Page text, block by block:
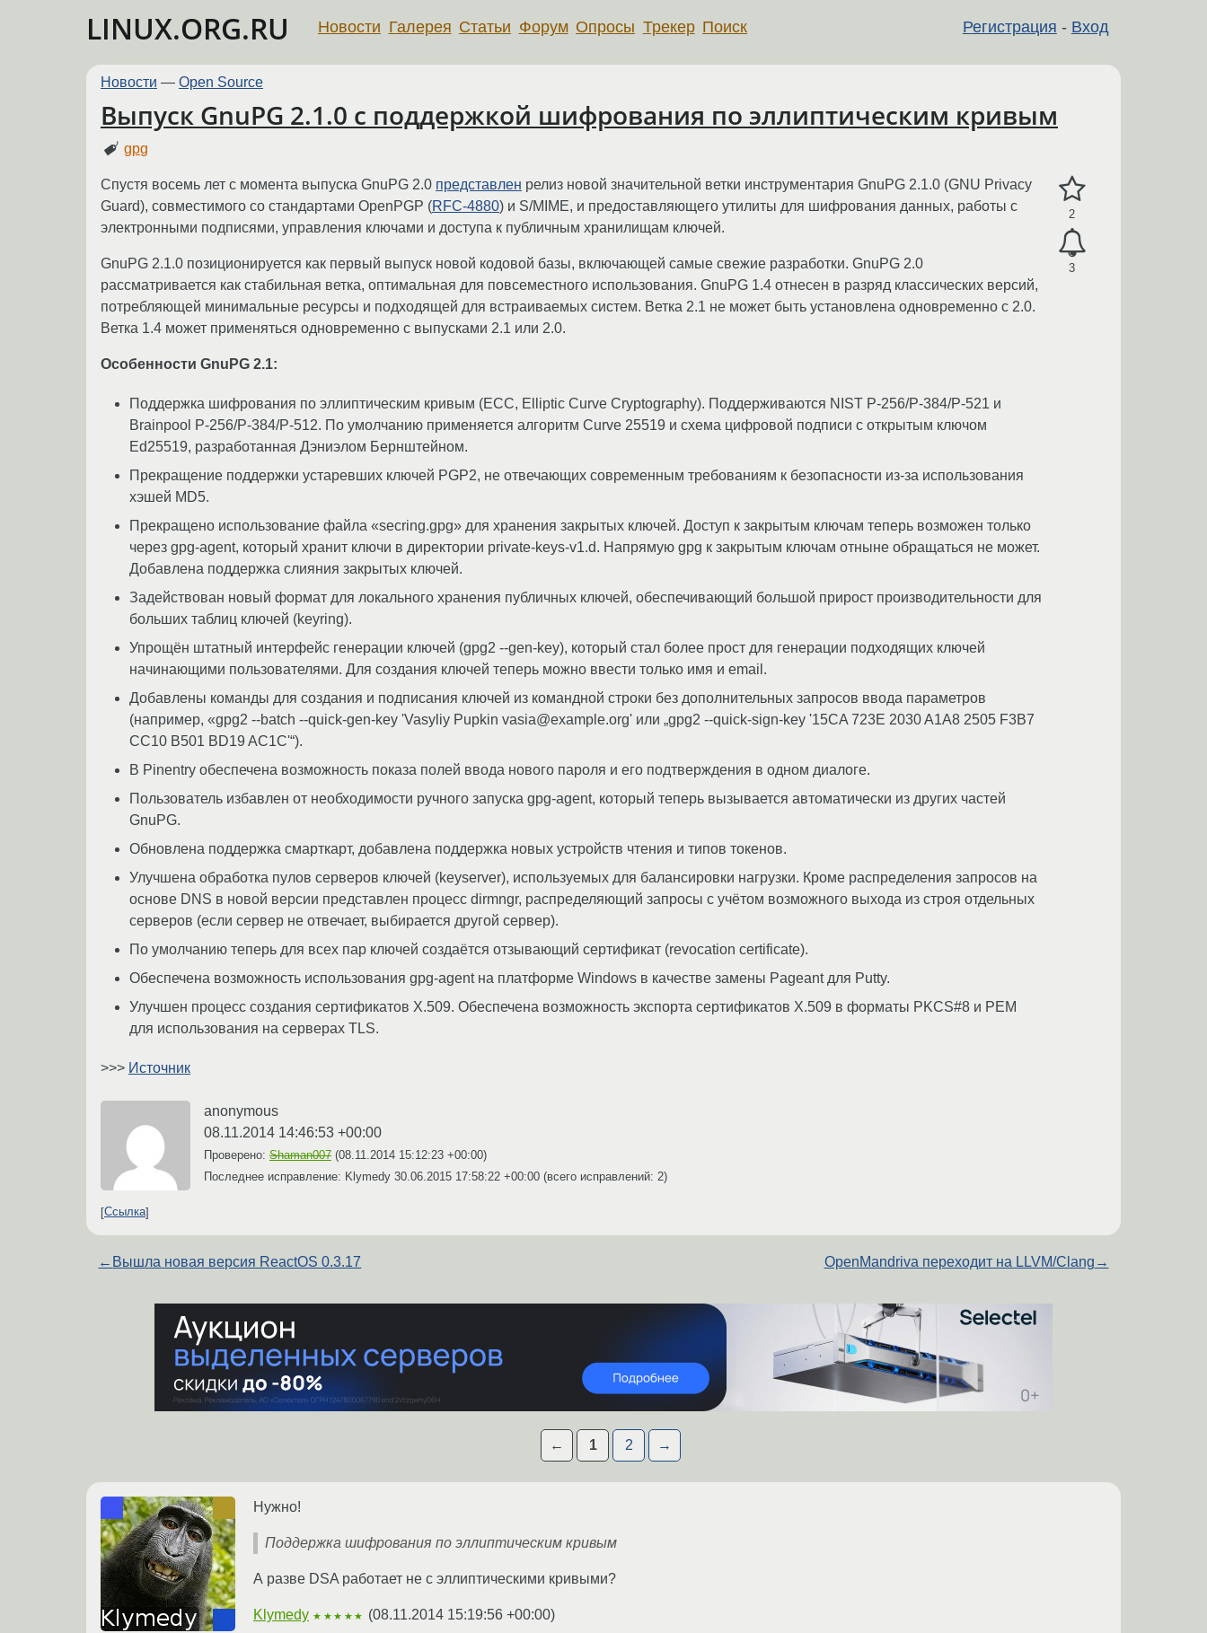
LINUX.ORG.RU Регистрация - Вход
Новости Галерея Статьи Форум Опросы Трекер Поиск
Новости — Open Source
Выпуск GnuPG 2.1.0 c поддержкой шифрования по эллиптическим кривым
gpg
2
3
Спустя восемь лет с момента выпуска GnuPG 2.0 представлен релиз новой значительной ветки инструментария GnuPG 2.1.0 (GNU Privacy
Guard), совместимого со стандартами OpenPGP (RFC-4880) и S/MIME, и предоставляющего утилиты для шифрования данных, работы с
электронными подписями, управления ключами и доступа к публичным хранилищам ключей.
GnuPG 2.1.0 позиционируется как первый выпуск новой кодовой базы, включающей самые свежие разработки. GnuPG 2.0
рассматривается как стабильная ветка, оптимальная для повсеместного использования. GnuPG 1.4 отнесен в разряд классических версий,
потребляющей минимальные ресурсы и подходящей для встраиваемых систем. Ветка 2.1 не может быть установлена одновременно с 2.0.
Ветка 1.4 может применяться одновременно с выпусками 2.1 или 2.0.
Особенности GnuPG 2.1:
Поддержка шифрования по эллиптическим кривым (ECC, Elliptic Curve Cryptography). Поддерживаются NIST P-256/P-384/P-521 и
Brainpool P-256/P-384/P-512. По умолчанию применяется алгоритм Curve 25519 и схема цифровой подписи с открытым ключом
Ed25519, разработанная Дэниэлом Бернштейном.
Прекращение поддержки устаревших ключей PGP2, не отвечающих современным требованиям к безопасности из-за использования
хэшей MD5.
Прекращено использование файла «secring.gpg» для хранения закрытых ключей. Доступ к закрытым ключам теперь возможен только
через gpg-agent, который хранит ключи в директории private-keys-v1.d. Напрямую gpg к закрытым ключам отныне обращаться не может.
Добавлена поддержка слияния закрытых ключей.
Задействован новый формат для локального хранения публичных ключей, обеспечивающий большой прирост производительности для
больших таблиц ключей (keyring).
Упрощён штатный интерфейс генерации ключей (gpg2 --gen-key), который стал более прост для генерации подходящих ключей
начинающими пользователями. Для создания ключей теперь можно ввести только имя и email.
Добавлены команды для создания и подписания ключей из командной строки без дополнительных запросов ввода параметров
(например, «gpg2 --batch --quick-gen-key 'Vasyliy Pupkin vasia@example.org' или „gpg2 --quick-sign-key '15CA 723E 2030 A1A8 2505 F3B7
CC10 B501 BD19 AC1C'“).
В Pinentry обеспечена возможность показа полей ввода нового пароля и его подтверждения в одном диалоге.
Пользователь избавлен от необходимости ручного запуска gpg-agent, который теперь вызывается автоматически из других частей
GnuPG.
Обновлена поддержка смарткарт, добавлена поддержка новых устройств чтения и типов токенов.
Улучшена обработка пулов серверов ключей (keyserver), используемых для балансировки нагрузки. Кроме распределения запросов на
основе DNS в новой версии представлен процесс dirmngr, распределяющий запросы с учётом возможного выхода из строя отдельных
серверов (если сервер не отвечает, выбирается другой сервер).
По умолчанию теперь для всех пар ключей создаётся отзывающий сертификат (revocation certificate).
Обеспечена возможность использования gpg-agent на платформе Windows в качестве замены Pageant для Putty.
Улучшен процесс создания сертификатов X.509. Обеспечена возможность экспорта сертификатов X.509 в форматы PKCS#8 и PEM
для использования на серверах TLS.
>>> Источник
anonymous
08.11.2014 14:46:53 +00:00
Проверено: Shaman007 (08.11.2014 15:12:23 +00:00)
Последнее исправление: Klymedy 30.06.2015 17:58:22 +00:00 (всего исправлений: 2)
Ссылка
← Вышла новая версия ReactOS 0.3.17 OpenMandriva переходит на LLVM/Clang →
← 1 2 →
Нужно!
Поддержка шифрования по эллиптическим кривым
А разве DSA работает не с эллиптическими кривыми?
Klymedy ★★★★★ (08.11.2014 15:19:56 +00:00)